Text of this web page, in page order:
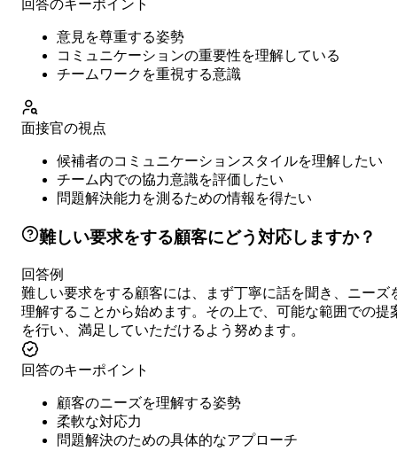
回答のキーポイント
意見を尊重する姿勢
コミュニケーションの重要性を理解している
チームワークを重視する意識
面接官の視点
候補者のコミュニケーションスタイルを理解したい
チーム内での協力意識を評価したい
問題解決能力を測るための情報を得たい
難しい要求をする顧客にどう対応しますか？
回答例
難しい要求をする顧客には、まず丁寧に話を聞き、ニーズ
理解することから始めます。その上で、可能な範囲での提
を行い、満足していただけるよう努めます。
回答のキーポイント
顧客のニーズを理解する姿勢
柔軟な対応力
問題解決のための具体的なアプローチ